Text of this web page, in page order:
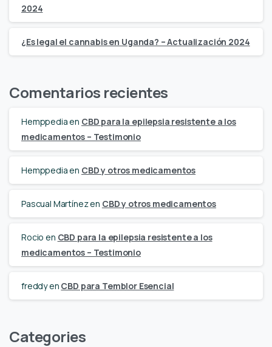
2024
¿Es legal el cannabis en Uganda? – Actualización 2024
Comentarios recientes
Hemppediaen CBD para la epilepsia resistente a los
medicamentos – Testimonio
Hemppediaen CBD y otros medicamentos
Pascual Martínezen CBD y otros medicamentos
Rocio en CBD para la epilepsia resistente a los
medicamentos – Testimonio
freddyen CBD para Temblor Esencial
Categories